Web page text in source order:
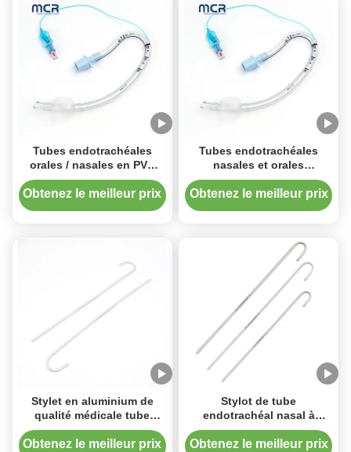
Tubes endotrachéales
orales / nasales en PVC
préformées avec / sans
manchette
Obtenez le meilleur prix
Tubes endotrachéales
nasales et orales
résistantes aux
rebondissements avec port
Obtenez le meilleur prix
Stylet en aluminium de
qualité médicale tube
nasale endotrachéal
flexible et jetable
Obtenez le meilleur prix
Stylot de tube
endotrachéal nasal à
manche en PVC lisse
jetable pour l'aide à
Obtenez le meilleur prix